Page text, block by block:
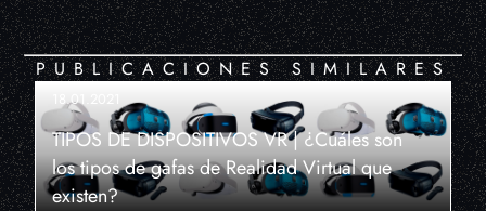
PUBLICACIONES SIMILARES
18.01.2021
TIPOS DE DISPOSITIVOS VR | ¿Cuáles son
los tipos de gafas de Realidad Virtual que
existen?